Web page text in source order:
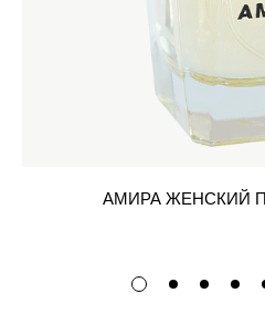
АМИРА ЖЕНСКИЙ